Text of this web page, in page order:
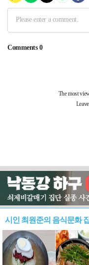
시인 최원준의 음식문화